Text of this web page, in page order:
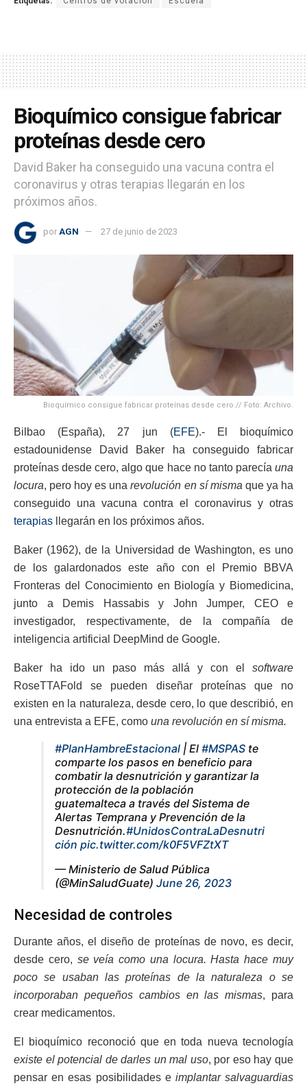
Bioquímico consigue fabricar
proteínas desde cero
David Baker ha conseguido una vacuna contra el
coronavirus y otras terapias llegarán en los
próximos años.
por AGN 27 de junio de 2023
Bioquímico consigue fabricar proteínas desde cero.// Foto: Archivo.
Bilbao (España), 27 jun (EFE).- El bioquímico
estadounidense David Baker ha conseguido fabricar
proteínas desde cero, algo que hace no tanto parecía una
locura, pero hoy es unarevolución en sí misma que ya ha
conseguido una vacuna contra el coronavirus y otras
terapias llegarán en los próximos años.
Baker (1962), de la Universidad de Washington, es uno
de los galardonados este año con el Premio BBVA
Fronteras del Conocimiento en Biología y Biomedicina,
junto a Demis Hassabis y John Jumper, CEO e
investigador, respectivamente, de la compañía de
inteligencia artificial DeepMind de Google.
Baker ha ido un paso más allá y con el software
RoseTTAFold se pueden diseñar proteínas que no
existen en la naturaleza, desde cero, lo que describió, en
una entrevista a EFE, como una revolución en sí misma.
#PlanHambreEstacional | El #MSPAS te
comparte los pasos en beneficio para
combatir la desnutrición y garantizar la
protección de la población
guatemalteca a través del Sistema de
Alertas Temprana y Prevención de la
Desnutrición.#UnidosContraLaDesnutri
ción pic.twitter.com/k0F5VFZtXT
— Ministerio de Salud Pública
(@MinSaludGuate) June 26, 2023
Necesidad de controles
Durante años, el diseño de proteínas de novo, es decir,
desde cero, se veía como una locura. Hasta hace muy
poco se usaban las proteínas de la naturaleza o se
incorporaban pequeños cambios en las mismas, para
crear medicamentos.
El bioquímico reconoció que en toda nueva tecnología
existe el potencial de darles un mal uso, por eso hay que
pensar en esas posibilidades eimplantar salvaguardias